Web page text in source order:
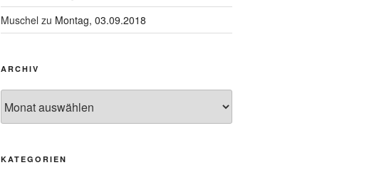
Muschel zu Montag, 03.09.2018
ARCHIV
KATEGORIEN